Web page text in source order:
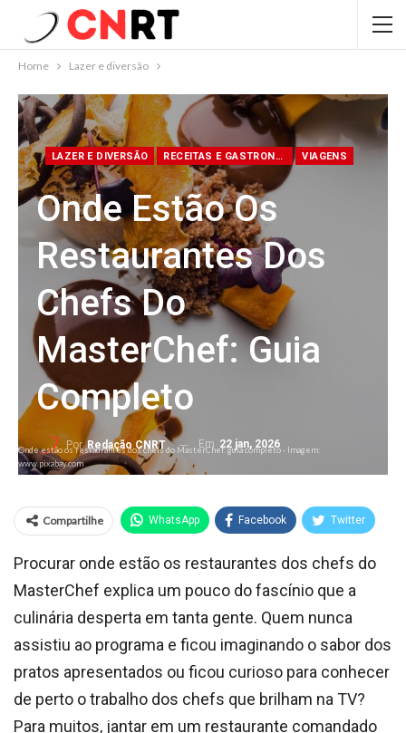
Home Lazer e diversão
LAZER E DIVERSÃO RECEITAS E GASTRONOMIA VIAGENS
Onde Estão Os
Restaurantes Dos
Chefs Do
MasterChef: Guia
Completo
PorRedação CNRT Em 22 jan, 2026
Onde estão os restaurantes dos chefs do MasterChef: guia completo - Imagem:
www.pixabay.com
Compartilhe WhatsApp Facebook Twitter
Procurar onde estão os restaurantes dos chefs do
MasterChef explica um pouco do fascínio que a
culinária desperta em tanta gente. Quem nunca
assistiu ao programa e ficou imaginando o sabor dos
pratos apresentados ou ficou curioso para conhecer
de perto o trabalho dos chefs que brilham na TV?
Para muitos, jantar em um restaurante comandado